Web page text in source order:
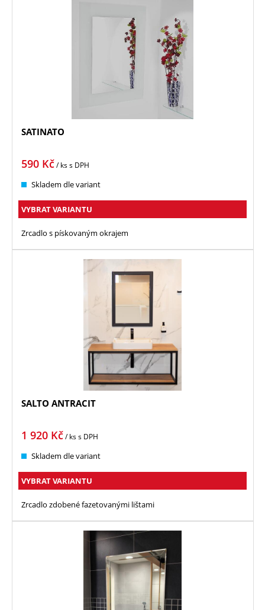
SATINATO
590 Kč/ kss DPH
Skladem dle variant
VYBRAT VARIANTU
Zrcadlo s pískovaným okrajem
SALTO ANTRACIT
1 920 Kč/ kss DPH
Skladem dle variant
VYBRAT VARIANTU
Zrcadlo zdobené fazetovanými lištami